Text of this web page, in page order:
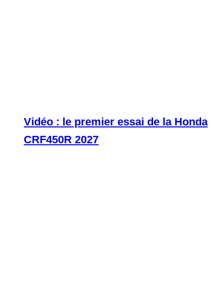
Vidéo : le premier essai de la Honda
CRF450R 2027